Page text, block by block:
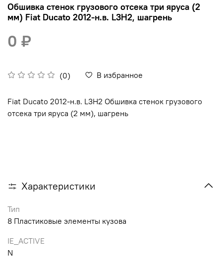
Обшивка стенок грузового отсека три яруса (2
мм) Fiat Ducato 2012-н.в. L3H2, шагрень
(0) В избранное
0 ₽
Fiat Ducato 2012-н.в. L3H2 Обшивка стенок грузового
отсека три яруса (2 мм), шагрень
Характеристики
Тип
8 Пластиковые элементы кузова
IE_ACTIVE
N